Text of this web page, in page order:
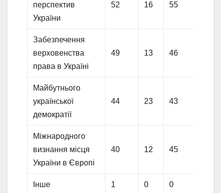
перспектив
України
52 16 55
Забезпечення
верховенства
права в Україні
49 13 46
Майбутнього
української
демократії
44 23 43
Міжнародного
визнання місця
України в Європі
40 12 45
Інше 1 0 0